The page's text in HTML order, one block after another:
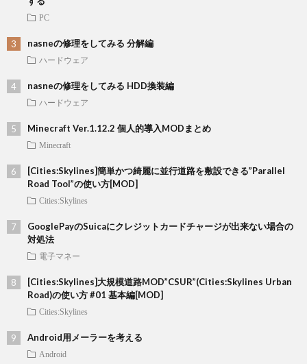
PC
nasneの修理をしてみる 分解編
ハードウェア
nasneの修理をしてみる HDD換装編
ハードウェア
Minecraft Ver.1.12.2 個人的導入MODまとめ
Minecraft
[Cities:Skylines]簡単かつ綺麗に並行道路を敷設できる”Parallel
Road Tool”の使い方[MOD]
Cities:Skylines
GooglePayのSuicaにクレジットカードチャージが出来ない場合の
対処法
電子マネー
[Cities:Skylines]大規模道路MOD”CSUR”(Cities:Skylines Urban
Road)の使い方 #01 基本編[MOD]
Cities:Skylines
Android用メーラーを考える
Android